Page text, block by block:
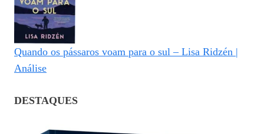
Quando os pássaros voam para o sul – Lisa Ridzén |
Análise
DESTAQUES